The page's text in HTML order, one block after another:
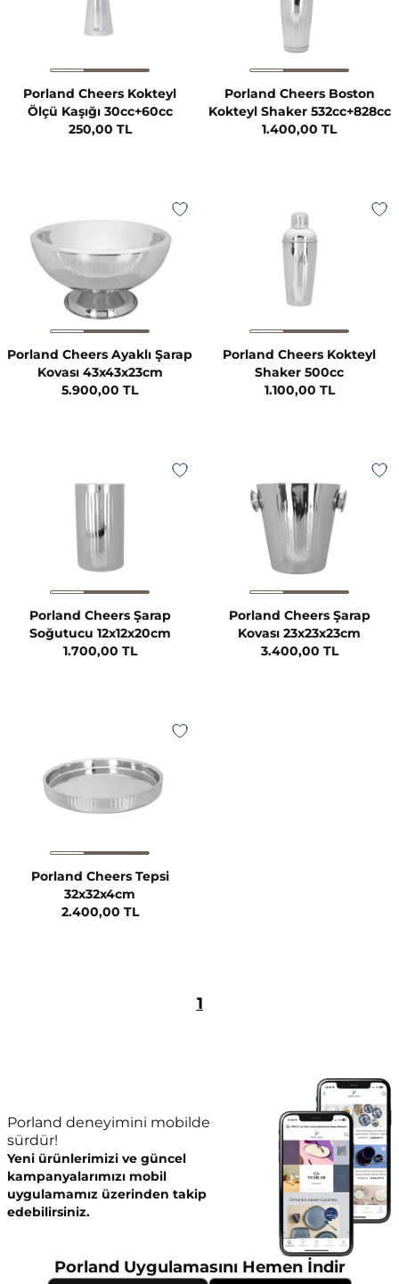
Porland Cheers Kokteyl
Ölçü Kaşığı 30cc+60cc
250,00 TL
Porland Cheers Boston
Kokteyl Shaker 532cc+828cc
1.400,00 TL
Porland Cheers Ayaklı Şarap
Kovası 43x43x23cm
5.900,00 TL
Porland Cheers Kokteyl
Shaker 500cc
1.100,00 TL
Porland Cheers Şarap
Soğutucu 12x12x20cm
1.700,00 TL
Porland Cheers Şarap
Kovası 23x23x23cm
3.400,00 TL
Porland Cheers Tepsi
32x32x4cm
2.400,00 TL
1
Porland deneyimini mobilde
sürdür!
Yeni ürünlerimizi ve güncel
kampanyalarımızı mobil
uygulamamız üzerinden takip
edebilirsiniz.
Porland Uygulamasını Hemen İndir